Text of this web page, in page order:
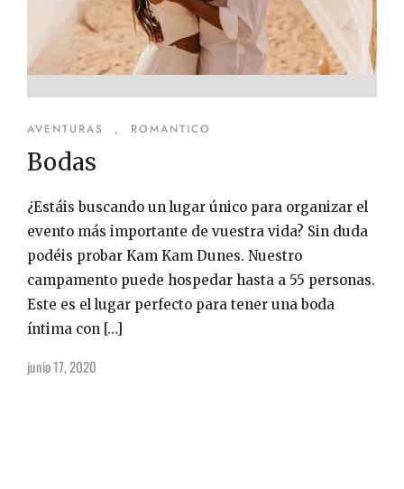
AVENTURAS , ROMANTICO
Bodas
¿Estáis buscando un lugar único para organizar el
evento más importante de vuestra vida? Sin duda
podéis probar Kam Kam Dunes. Nuestro
campamento puede hospedar hasta a 55 personas.
Este es el lugar perfecto para tener una boda
íntima con […]
junio 17, 2020